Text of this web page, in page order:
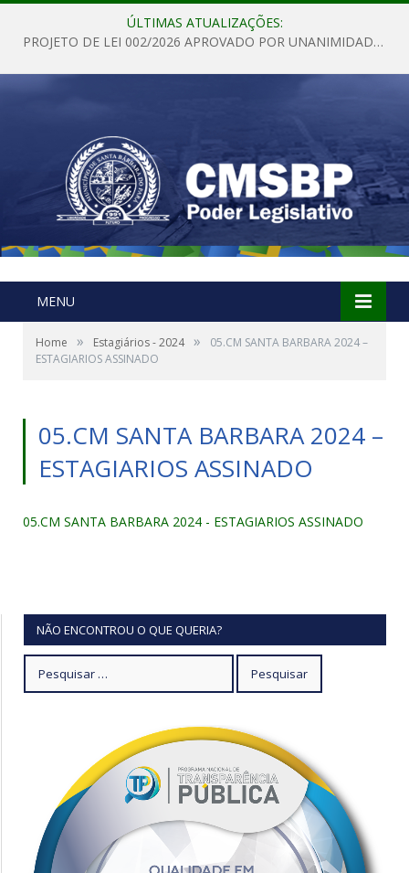
ÚLTIMAS ATUALIZAÇÕES:
PROJETO DE LEI 002/2026 APROVADO POR UNANIMIDADE EM SESSÃO ORDINÁRIA NESTA QUINTA – FEIRA 28 DE MAIO DE 2026
MENU
Home » Estagiários - 2024 »
05.CM SANTA BARBARA 2024 –
ESTAGIARIOS ASSINADO
05.CM SANTA BARBARA 2024 –
ESTAGIARIOS ASSINADO
05.CM SANTA BARBARA 2024 - ESTAGIARIOS ASSINADO
NÃO ENCONTROU O QUE QUERIA?